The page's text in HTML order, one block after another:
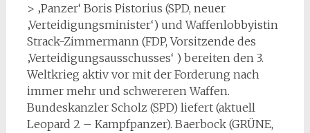
> ‚Panzer‘ Boris Pistorius (SPD, neuer
‚Verteidigungsminister‘) und Waffenlobbyistin
Strack-Zimmermann (FDP, Vorsitzende des
‚Verteidigungsausschusses‘ ) bereiten den 3.
Weltkrieg aktiv vor mit der Forderung nach
immer mehr und schwereren Waffen.
Bundeskanzler Scholz (SPD) liefert (aktuell
Leopard 2 – Kampfpanzer). Baerbock (GRÜNE,